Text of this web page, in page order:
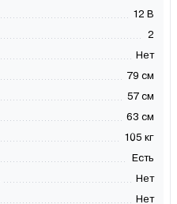
12 В
2
Нет
79 см
57 см
63 см
105 кг
Есть
Нет
Нет